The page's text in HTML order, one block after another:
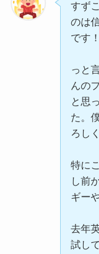
すず
のは
です！
っと
んの
と思
た。
ろし
特に
し前
ギー
去年
試し